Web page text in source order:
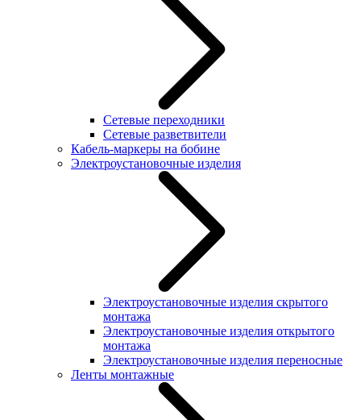
Сетевые переходники
Сетевые разветвители
Кабель-маркеры на бобине
Электроустановочные изделия
Электроустановочные изделия скрытого
монтажа
Электроустановочные изделия открытого
монтажа
Электроустановочные изделия переносные
Ленты монтажные